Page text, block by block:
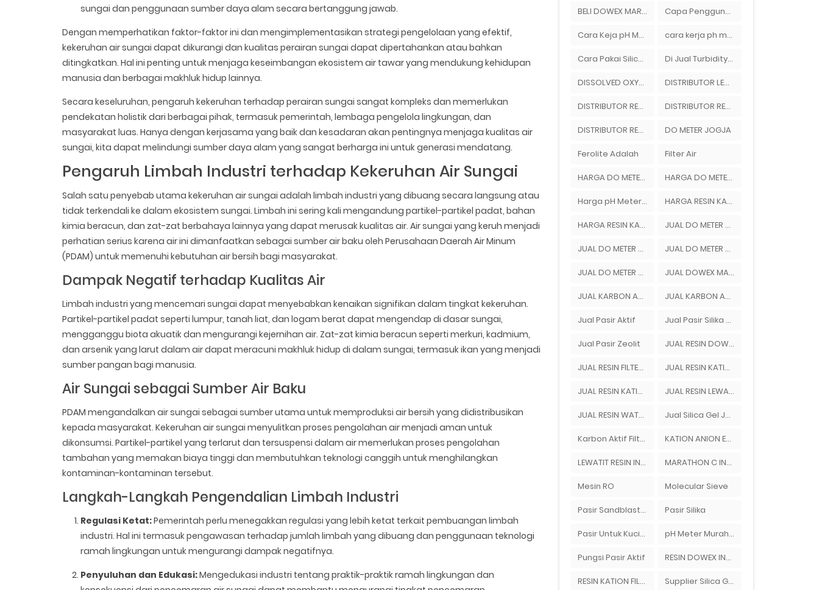
sungai dan penggunaan sumber daya alam secara bertanggung jawab.
Dengan memperhatikan faktor-faktor ini dan mengimplementasikan strategi pengelolaan yang efektif,
kekeruhan air sungai dapat dikurangi dan kualitas perairan sungai dapat dipertahankan atau bahkan
ditingkatkan. Hal ini penting untuk menjaga keseimbangan ekosistem air tawar yang mendukung kehidupan
manusia dan berbagai makhluk hidup lainnya.
Secara keseluruhan, pengaruh kekeruhan terhadap perairan sungai sangat kompleks dan memerlukan
pendekatan holistik dari berbagai pihak, termasuk pemerintah, lembaga pengelola lingkungan, dan
masyarakat luas. Hanya dengan kerjasama yang baik dan kesadaran akan pentingnya menjaga kualitas air
sungai, kita dapat melindungi sumber daya alam yang sangat berharga ini untuk generasi mendatang.
Pengaruh Limbah Industri terhadap Kekeruhan Air Sungai
Salah satu penyebab utama kekeruhan air sungai adalah limbah industri yang dibuang secara langsung atau
tidak terkendali ke dalam ekosistem sungai. Limbah ini sering kali mengandung partikel-partikel padat, bahan
kimia beracun, dan zat-zat berbahaya lainnya yang dapat merusak kualitas air. Air sungai yang keruh menjadi
perhatian serius karena air ini dimanfaatkan sebagai sumber air baku oleh Perusahaan Daerah Air Minum
(PDAM) untuk memenuhi kebutuhan air bersih bagi masyarakat.
Dampak Negatif terhadap Kualitas Air
Limbah industri yang mencemari sungai dapat menyebabkan kenaikan signifikan dalam tingkat kekeruhan.
Partikel-partikel padat seperti lumpur, tanah liat, dan logam berat dapat mengendap di dasar sungai,
mengganggu biota akuatik dan mengurangi kejernihan air. Zat-zat kimia beracun seperti merkuri, kadmium,
dan arsenik yang larut dalam air dapat meracuni makhluk hidup di dalam sungai, termasuk ikan yang menjadi
sumber pangan bagi manusia.
Air Sungai sebagai Sumber Air Baku
PDAM mengandalkan air sungai sebagai sumber utama untuk memproduksi air bersih yang didistribusikan
kepada masyarakat. Kekeruhan air sungai menyulitkan proses pengolahan air menjadi aman untuk
dikonsumsi. Partikel-partikel yang terlarut dan tersuspensi dalam air memerlukan proses pengolahan
tambahan yang memakan biaya tinggi dan membutuhkan teknologi canggih untuk menghilangkan
kontaminan-kontaminan tersebut.
Langkah-Langkah Pengendalian Limbah Industri
Regulasi Ketat:Pemerintah perlu menegakkan regulasi yang lebih ketat terkait pembuangan limbah
industri. Hal ini termasuk pengawasan terhadap jumlah limbah yang dibuang dan penggunaan teknologi
ramah lingkungan untuk mengurangi dampak negatifnya.
Penyuluhan dan Edukasi:Mengedukasi industri tentang praktik-praktik ramah lingkungan dan
BELI DOWEX MARATHON C Capa Penggunaan pH Meter Tanah Ionox
Cara Keja pH Meter cara kerja ph meter tanah
Cara Pakai Silica Gel Untuk Kamera Di Jual Turbidity Meter Merek Hanna Instrument Di Ady Water
DISSOLVED OXYGEN METER JAKARTA DISTRIBUTOR LEWATIT INDONESIA
DISTRIBUTOR RESIN DOWEX DISTRIBUTOR RESIN DOWEX DI INDONESIA
DISTRIBUTOR RESIN LEWATIT DO METER JOGJA
Ferolite Adalah Filter Air
HARGA DO METER JOGJA HARGA DO METER SURABAYA
Harga pH Meter Ionik Di Bandung HARGA RESIN KATION
HARGA RESIN KATION DOWEX JUAL DO METER DI JAKARTA
JUAL DO METER DI SURABAYA JUAL DO METER JAKARTA
JUAL DO METER SURABAYA JUAL DOWEX MARATHON C
JUAL KARBON AKTIF HAYCARB JUAL KARBON AKTIF JACOBI AQUASORB 6100
Jual Pasir Aktif Jual Pasir Silika Ady Water Bandung
Jual Pasir Zeolit JUAL RESIN DOWEX
JUAL RESIN FILTER AIR JUAL RESIN KATION ANION
JUAL RESIN KATION DOWEX JUAL RESIN LEWATIT
JUAL RESIN WATER SOFTENER Jual Silica Gel Jogja Ady Gas Bandung
Karbon Aktif Filter Air KATION ANION EXCHANGER
LEWATIT RESIN INDONESIA MARATHON C INDONESIA
Mesin RO Molecular Sieve
Pasir Sandblast Jakarta Pasir Silika
Pasir Untuk Kucing pH Meter Murah Ady Water Merek Hanna Instrument
Pungsi Pasir Aktif RESIN DOWEX INDONESIA
RESIN KATION FILTER Supplier Silica Gel Jakarta